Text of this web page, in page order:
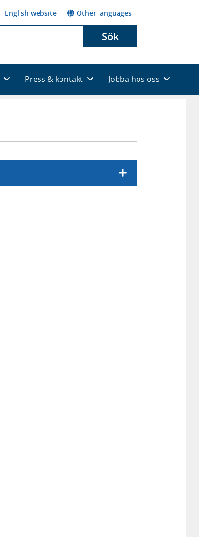
English website Other languages
Sök
Press & kontakt Jobba hos oss